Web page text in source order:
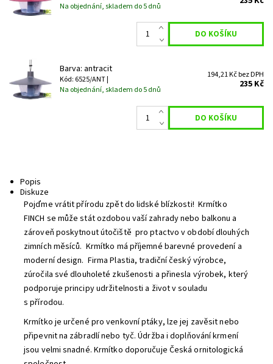
Na objednání, skladem do 5 dnů
Barva: antracit
Kód: 6525/ANT |
Na objednání, skladem do 5 dnů
194,21 Kč bez DPH
235 Kč
Popis
Diskuze
Pojďme vrátit přírodu zpět do lidské blízkosti! Krmítko
FINCH se může stát ozdobou vaší zahrady nebo balkonu a
zároveň poskytnout útočiště pro ptactvo v období dlouhých
zimních měsíců. Krmítko má příjemné barevné provedení a
moderní design. Firma Plastia, tradiční český výrobce,
zúročila své dlouholeté zkušenosti a přinesla výrobek, který
podporuje principy udržitelnosti a život v souladu
s přírodou.
Krmítko je určené pro venkovní ptáky, lze jej zavěsit nebo
připevnit na zábradlí nebo tyč. Údržba i doplňování krmení
jsou velmi snadné. Krmítko doporučuje Česká ornitologická